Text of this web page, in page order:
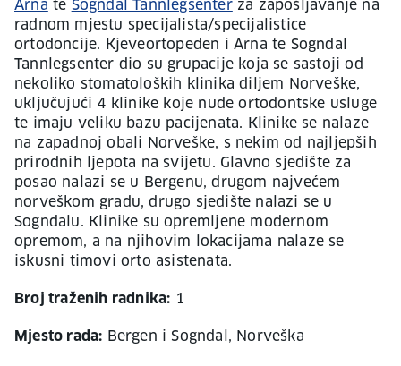
Arna te Sogndal Tannlegsenterza zapošljavanje na
radnom mjestu specijalista/specijalistice
ortodoncije. Kjeveortopeden i Arna te Sogndal
Tannlegsenter dio su grupacije koja se sastoji od
nekoliko stomatoloških klinika diljem Norveške,
uključujući 4 klinike koje nude ortodontske usluge
te imaju veliku bazu pacijenata. Klinike se nalaze
na zapadnoj obali Norveške, s nekim od najljepših
prirodnih ljepota na svijetu. Glavno sjedište za
posao nalazi se u Bergenu, drugom najvećem
norveškom gradu, drugo sjedište nalazi se u
Sogndalu. Klinike su opremljene modernom
opremom, a na njihovim lokacijama nalaze se
iskusni timovi orto asistenata.
Broj traženih radnika: 1
Mjesto rada: Bergen i Sogndal, Norveška